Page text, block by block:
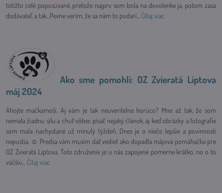
totižto celé poposúvané, pretože najprv som bola na dovolenke ja, potom zasa
dodávateľ, a tak...Pevne verím, že sa nám to podarí... Čítaj viac
Ako sme pomohli: OZ Zvieratá Liptova
máj 2024
Ahojte mačkamoši. Aj vám je tak neuveritelne horúco? Mne až tak, že som
nemala žiadnu silu a chuť vôbec písať nejaký článok, aj keď obrázky a fotografie
som mala nachystané už minulý týždeň. Dnes je o niečo lepšie a povinnosti
nepustia. ☺ Predsa vám musím dať vedieť ako dopadla májová pomáhačka pre
OZ Zvieratá Liptova. Toto združenie je u nás zapojené pomerne krátko, no o to
väčšiu... Čítaj viac